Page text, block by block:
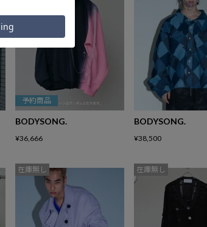
予約商品
BODYSONG.
¥36,666
BODYSONG.
¥38,500
在庫無し 在庫無し